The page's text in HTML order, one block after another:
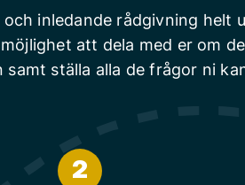
inledande rådgivning helt
att dela med er om
ställa alla de frågor ni
2